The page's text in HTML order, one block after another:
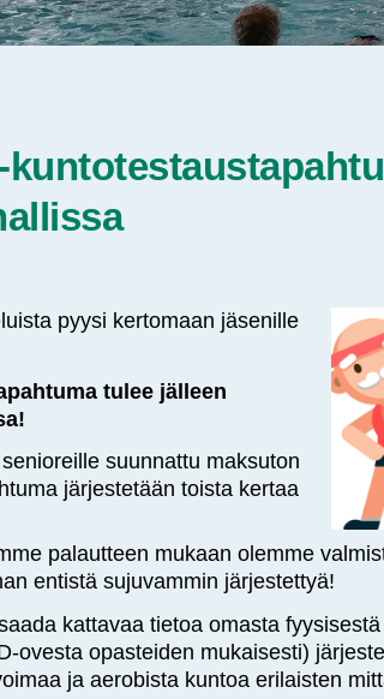
pyysi kertomaan jäsenille
tulee jälleen
suunnattu maksuton
järjestetään toista kertaa
palautteen mukaan olemme
entistä sujuvammin järjestettyä!
kattavaa tietoa omasta
ovesta opasteiden mukaisesti)
ja aerobista kuntoa erilaisten